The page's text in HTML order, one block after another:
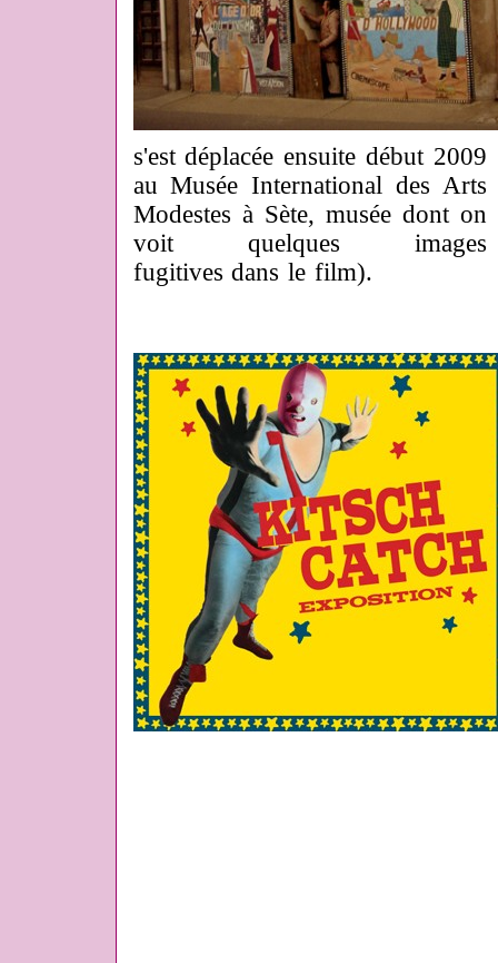
s'est déplacée ensuite début 2009
au Musée International des Arts
Modestes à Sète, musée dont on
voit quelques images
fugitives dans le film).